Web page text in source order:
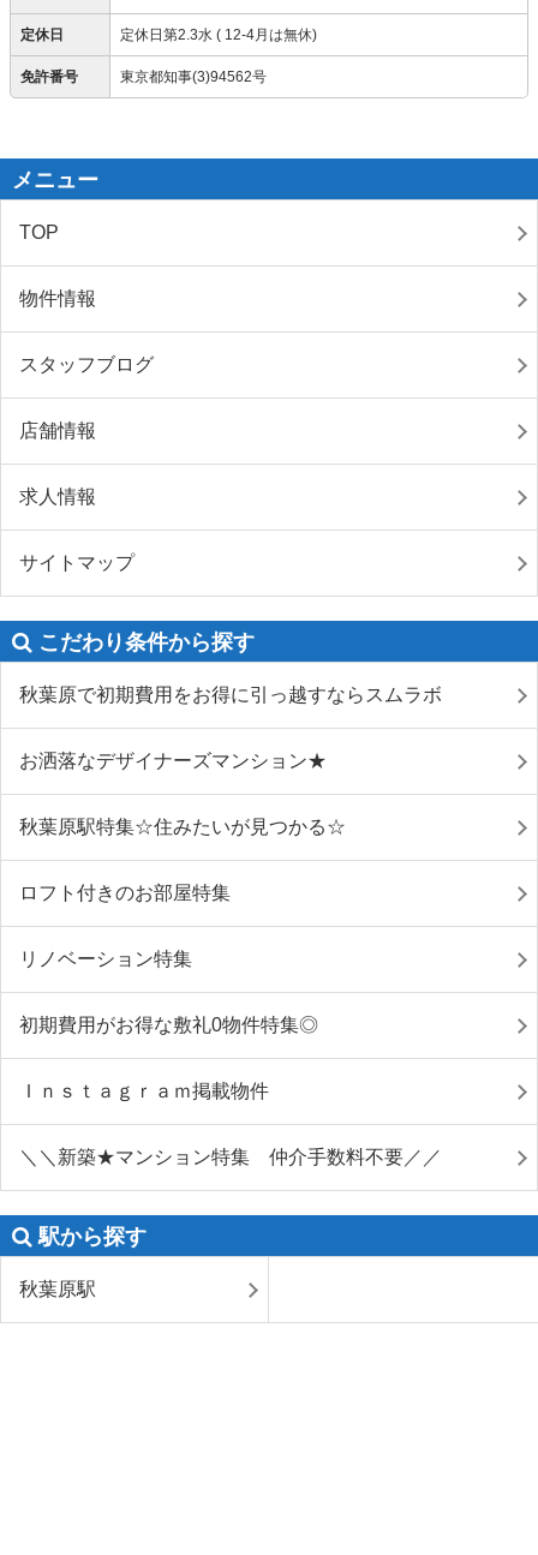
定休日 定休日第2.3水 ( 12-4月は無休)
免許番号 東京都知事(3)94562号
メニュー
TOP
物件情報
スタッフブログ
店舗情報
求人情報
サイトマップ
こだわり条件から探す
秋葉原で初期費用をお得に引っ越すならスムラボ
お洒落なデザイナーズマンション★
秋葉原駅特集☆住みたいが見つかる☆
ロフト付きのお部屋特集
リノベーション特集
初期費用がお得な敷礼0物件特集◎
Ｉｎｓｔａｇｒａｍ掲載物件
＼＼新築★マンション特集 仲介手数料不要／／
駅から探す
秋葉原駅